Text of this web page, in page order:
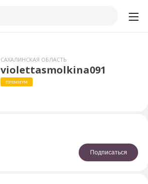
САХАЛИНСКАЯ ОБЛАСТЬ
violettasmolkina091
ПРЕМИУМ
Подписаться